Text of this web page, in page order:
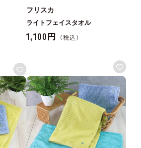
フリスカ
ライトフェイスタオル
1,100円